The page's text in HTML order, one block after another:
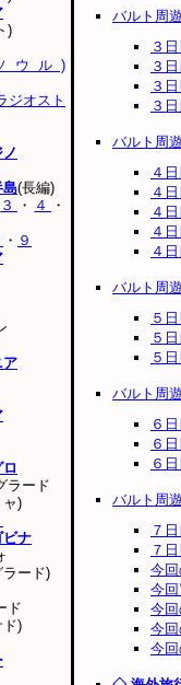
バルト周
３
３
３
３
バルト周
４
４
４
４
４
バルト周
５
５
５
バルト周
６
６
６
バルト周
７
７
今
今
今
今
今
)
ウル)
ジオスト
島(長編)
３ ・ ４
・
・ ９
ア
ラード
ャ)
ビナ
ラード)
ド
ド)